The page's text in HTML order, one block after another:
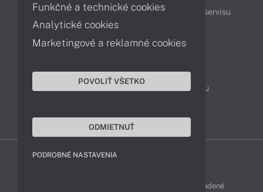
Podpora a servis
Servisné služby Cenník servisu
Kontakty
043 4224 771
Obchodné oddelenie
Reklamácia tovaru
FUJITSU-SHOP © 2011 - 2026 Všetky práva vyhradené
Funkčné a technické cookies
Analytické cookies
Marketingové a reklamné cookies
POVOLIŤ VŠETKO
ODMIETNUŤ
PODROBNÉ NASTAVENIA